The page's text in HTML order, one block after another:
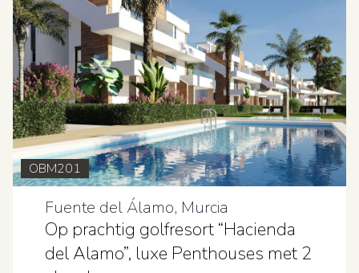
OBM201
Fuente del Álamo, Murcia
Op prachtig golfresort “Hacienda
del Alamo”, luxe Penthouses met 2